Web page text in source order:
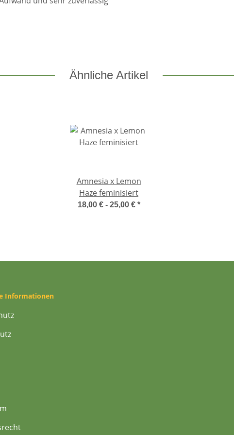
Ähnliche Artikel
Amnesia x Lemon
Haze feminisiert
18,00 € - 25,00 € *
Informationen